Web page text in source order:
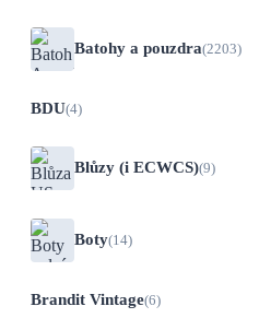
Batohy a pouzdra(2203)
BDU(4)
Blůzy (i ECWCS)(9)
Boty(14)
Brandit Vintage(6)